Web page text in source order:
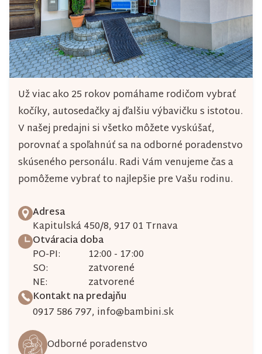
Už viac ako 25 rokov pomáhame rodičom vybrať
kočíky, autosedačky aj ďalšiu výbavičku s istotou.
V našej predajni si všetko môžete vyskúšať,
porovnať a spoľahnúť sa na odborné poradenstvo
skúseného personálu. Radi Vám venujeme čas a
pomôžeme vybrať to najlepšie pre Vašu rodinu.
Adresa
Kapitulská 450/8, 917 01 Trnava
Otváracia doba
PO-PI:
12:00 - 17:00
SO:
zatvorené
NE:
zatvorené
Kontakt na predajňu
0917 586 797, info@bambini.sk
Odborné poradenstvo